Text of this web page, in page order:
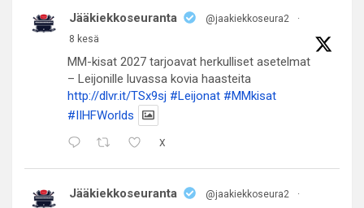
Jääkiekkoseuranta @jaakiekkoseura2
·
8 kesä
MM-kisat 2027 tarjoavat herkulliset asetelmat
– Leijonille luvassa kovia haasteita
http://dlvr.it/TSx9sj #Leijonat #MMkisat
#IIHFWorlds
X
Jääkiekkoseuranta @jaakiekkoseura2
·